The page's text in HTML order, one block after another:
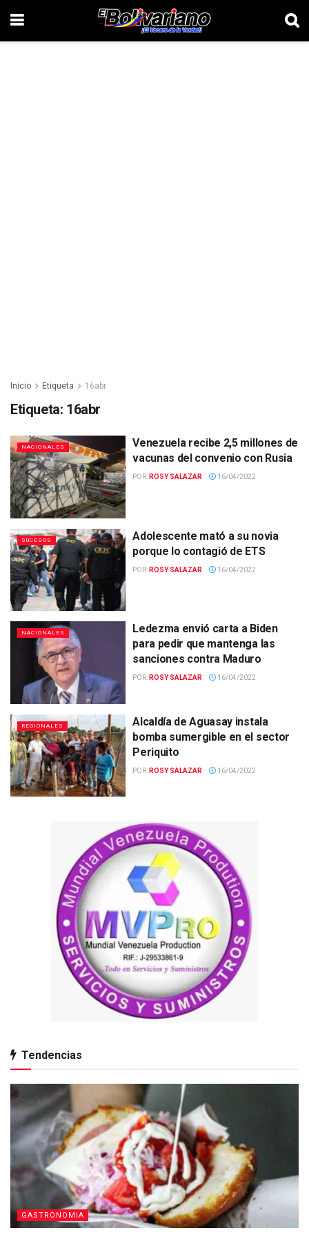
Inicio Etiqueta 16abr
Etiqueta: 16abr
NACIONALES
Venezuela recibe 2,5 millones de
vacunas del convenio con Rusia
POR: ROSY SALAZAR 16/04/2022
SUCESOS
Adolescente mató a su novia
porque lo contagió de ETS
POR: ROSY SALAZAR 16/04/2022
NACIONALES
Ledezma envió carta a Biden
para pedir que mantenga las
sanciones contra Maduro
POR: ROSY SALAZAR 16/04/2022
REGIONALES
Alcaldía de Aguasay instala
bomba sumergible en el sector
Periquito
POR: ROSY SALAZAR 16/04/2022
Tendencias
GASTRONOMIA